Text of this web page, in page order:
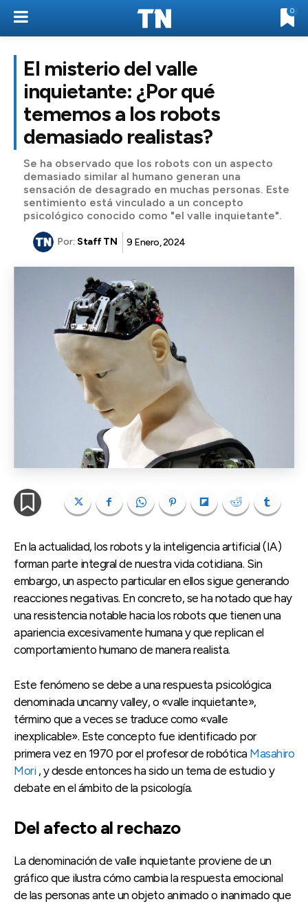
0
El misterio del valle
inquietante: ¿Por qué
tememos a los robots
demasiado realistas?
Se ha observado que los robots con un aspecto
demasiado similar al humano generan una
sensación de desagrado en muchas personas. Este
sentimiento está vinculado a un concepto
psicológico conocido como "el valle inquietante".
Por: Staff TN 9 Enero, 2024
En la actualidad, los robots y la inteligencia artificial (IA)
forman parte integral de nuestra vida cotidiana. Sin
embargo, un aspecto particular en ellos sigue generando
reacciones negativas. En concreto, se ha notado que hay
una resistencia notable hacia los robots que tienen una
apariencia excesivamente humana y que replican el
comportamiento humano de manera realista.
Este fenómeno se debe a una respuesta psicológica
denominada uncanny valley, o «valle inquietante»,
término que a veces se traduce como «valle
inexplicable». Este concepto fue identificado por
primera vez en 1970 por el profesor de robótica Masahiro
Mori , y desde entonces ha sido un tema de estudio y
debate en el ámbito de la psicología.
Del afecto al rechazo
La denominación de valle inquietante proviene de un
gráfico que ilustra cómo cambia la respuesta emocional
de las personas ante un objeto animado o inanimado que